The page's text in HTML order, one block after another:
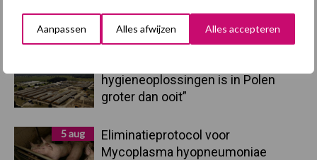
Aanpassen Alles afwijzen Alles accepteren
handel in de greep
hygieneoplossingen is in Polen
groter dan ooit”
5 aug
Eliminatieprotocol voor
Mycoplasma hyopneumoniae